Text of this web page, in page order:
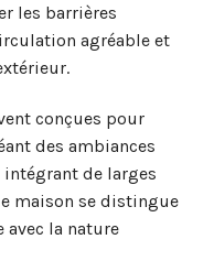
les barrières
agréable et
conçues pour
des ambiances
intégrant de larges
maison se distingue
avec la nature